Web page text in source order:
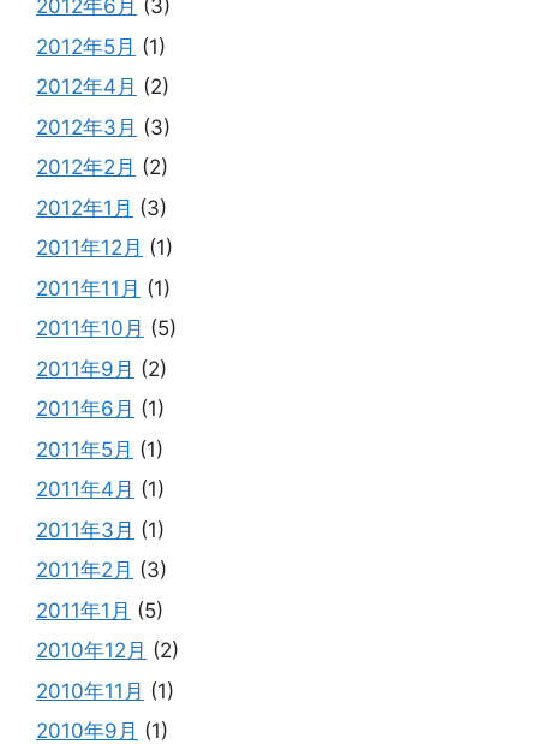
2012年6月 (3)
2012年5月 (1)
2012年4月 (2)
2012年3月 (3)
2012年2月 (2)
2012年1月 (3)
2011年12月 (1)
2011年11月 (1)
2011年10月 (5)
2011年9月 (2)
2011年6月 (1)
2011年5月 (1)
2011年4月 (1)
2011年3月 (1)
2011年2月 (3)
2011年1月 (5)
2010年12月 (2)
2010年11月 (1)
2010年9月 (1)